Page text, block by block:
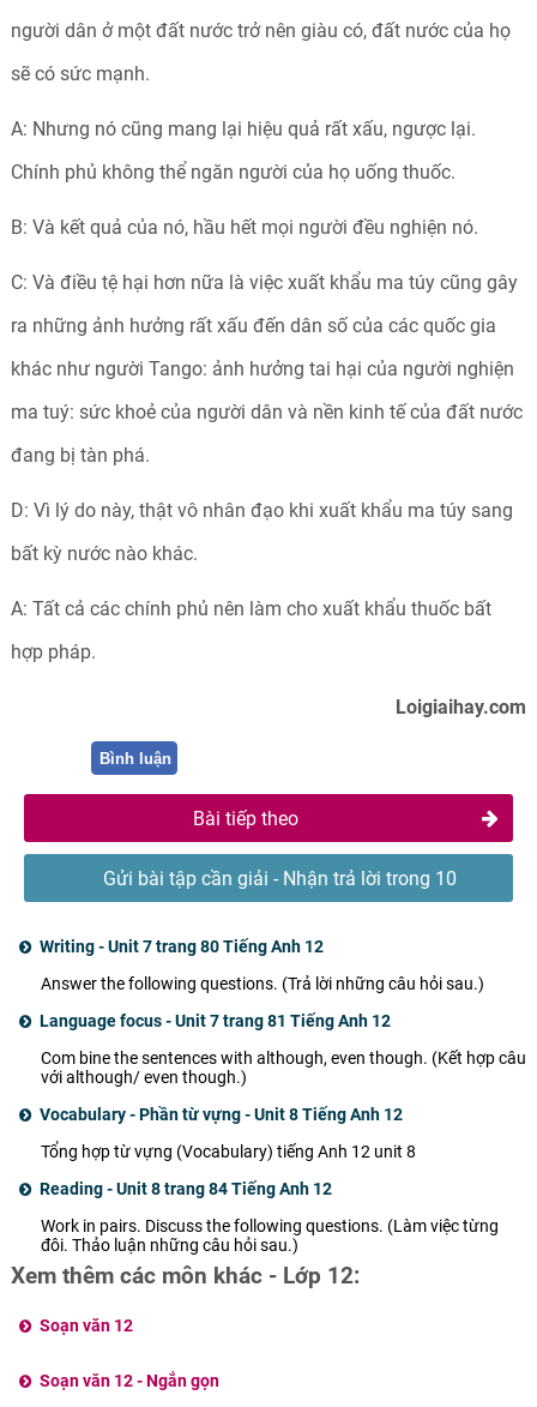
người dân ở một đất nước trở nên giàu có, đất nước của họ
sẽ có sức mạnh.
A: Nhưng nó cũng mang lại hiệu quả rất xấu, ngược lại.
Chính phủ không thể ngăn người của họ uống thuốc.
B: Và kết quả của nó, hầu hết mọi người đều nghiện nó.
C: Và điều tệ hại hơn nữa là việc xuất khẩu ma túy cũng gây
ra những ảnh hưởng rất xấu đến dân số của các quốc gia
khác như người Tango: ảnh hưởng tai hại của người nghiện
ma tuý: sức khoẻ của người dân và nền kinh tế của đất nước
đang bị tàn phá.
D: Vì lý do này, thật vô nhân đạo khi xuất khẩu ma túy sang
bất kỳ nước nào khác.
A: Tất cả các chính phủ nên làm cho xuất khẩu thuốc bất
hợp pháp.
Loigiaihay.com
Bình luận
Bài tiếp theo
Gửi bài tập cần giải - Nhận trả lời trong 10
Writing - Unit 7 trang 80 Tiếng Anh 12
Answer the following questions. (Trả lời những câu hỏi sau.)
Language focus - Unit 7 trang 81 Tiếng Anh 12
Com bine the sentences with although, even though. (Kết hợp câu
với although/ even though.)
Vocabulary - Phần từ vựng - Unit 8 Tiếng Anh 12
Tổng hợp từ vựng (Vocabulary) tiếng Anh 12 unit 8
Reading - Unit 8 trang 84 Tiếng Anh 12
Work in pairs. Discuss the following questions. (Làm việc từng
đôi. Thảo luận những câu hỏi sau.)
Xem thêm các môn khác - Lớp 12:
Soạn văn 12
Soạn văn 12 - Ngắn gọn